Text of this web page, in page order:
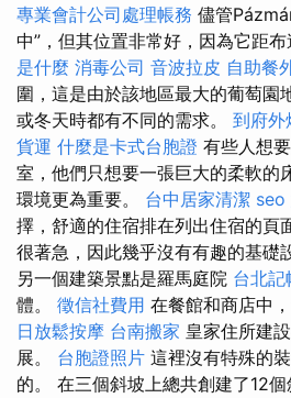
專業會計公司處理帳務 儘管
中”，但其位置非常好，因為它距
是什麼 消毒公司 音波拉皮 自助餐
圍，這是由於該地區最大的葡萄園
或冬天時都有不同的需求。 到府外
貨運 什麼是卡式台胞證 有些人想
室，他們只想要一張巨大的柔軟的
環境更為重要。 台中居家清潔 seo
擇，舒適的住宿排在列出住宿的頁
很著急，因此幾乎沒有有趣的基礎
另一個建築景點是羅馬庭院 台北記
體。 徵信社費用 在餐館和商店中
日放鬆按摩 台南搬家 皇家住所建
展。 台胞證照片 這裡沒有特殊的
的。 在三個斜坡上總共創建了12個